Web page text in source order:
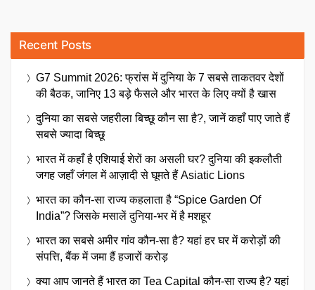
Recent Posts
G7 Summit 2026: फ्रांस में दुनिया के 7 सबसे ताकतवर देशों
की बैठक, जानिए 13 बड़े फैसले और भारत के लिए क्यों है खास
दुनिया का सबसे जहरीला बिच्छू कौन सा है?, जानें कहाँ पाए जाते हैं
सबसे ज्यादा बिच्छू
भारत में कहाँ है एशियाई शेरों का असली घर? दुनिया की इकलौती
जगह जहाँ जंगल में आज़ादी से घूमते हैं Asiatic Lions
भारत का कौन-सा राज्य कहलाता है “Spice Garden Of
India”? जिसके मसालें दुनिया-भर में है मशहूर
भारत का सबसे अमीर गांव कौन-सा है? यहां हर घर में करोड़ों की
संपत्ति, बैंक में जमा हैं हजारों करोड़
क्या आप जानते हैं भारत का Tea Capital कौन-सा राज्य है? यहां